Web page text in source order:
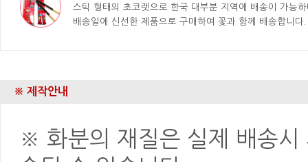
스틱 형태의 초코렛으로 한국 대부분 지역에 배송이 가능
배송일에 신선한 제품으로 구매하여 꽃과 함께 배송합니다.
※ 제작안내
※ 화분의 재질은 실제 배송시